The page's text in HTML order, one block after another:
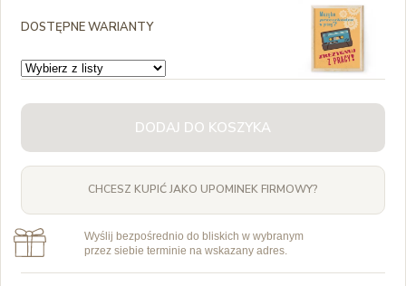
DOSTĘPNE WARIANTY
DODAJ DO KOSZYKA
CHCESZ KUPIĆ JAKO UPOMINEK FIRMOWY?
Wyślij bezpośrednio do bliskich w wybranym
przez siebie terminie na wskazany adres.